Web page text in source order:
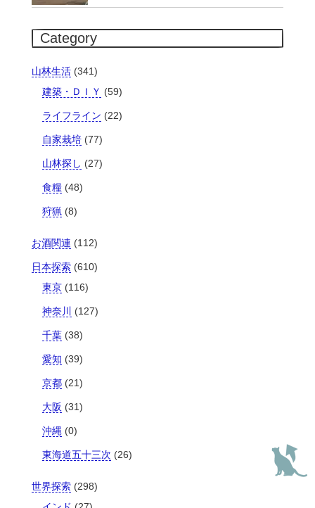
Category
山林生活(341)
建築・ＤＩＹ (59)
ライフライン (22)
自家栽培(77)
山林探し (27)
食糧(48)
狩猟(8)
お酒関連 (112)
日本探索(610)
東京(116)
神奈川 (127)
千葉(38)
愛知 (39)
京都(21)
大阪 (31)
沖縄(0)
東海道五十三次 (26)
世界探索(298)